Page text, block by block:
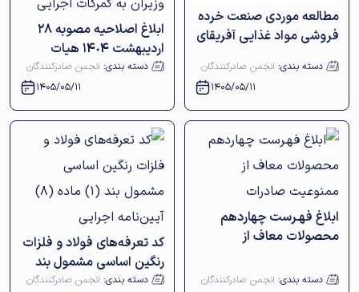
مطالعه موردی صنعت خرده
فروشی مواد غذایی آفریقای
جنوبی
دسته بندی: انجمن صادرکنندگان
1405/05/11
ابلاغ اصلاحیه مصوبه 28
اردیبهشت ١٤٠٤ هیات
وزیران به گمرکات اجرایی
دسته بندی: انجمن صادرکنندگان
1405/05/11
ابلاغ فهـرست چهاردهم
محصولات معاف از
دسته بندی: انجمن صادرکنندگان
کد تعرفه‌های فولاد و فلزات
رنگین اساسی مشمول بند
(١) ماده (٨) آیین‌نامهدسته بندی: انجمن صادرکنندگان